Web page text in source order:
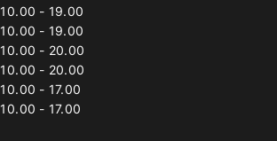
10.00 - 19.00
10.00 - 19.00
10.00 - 20.00
10.00 - 20.00
10.00 - 17.00
10.00 - 17.00